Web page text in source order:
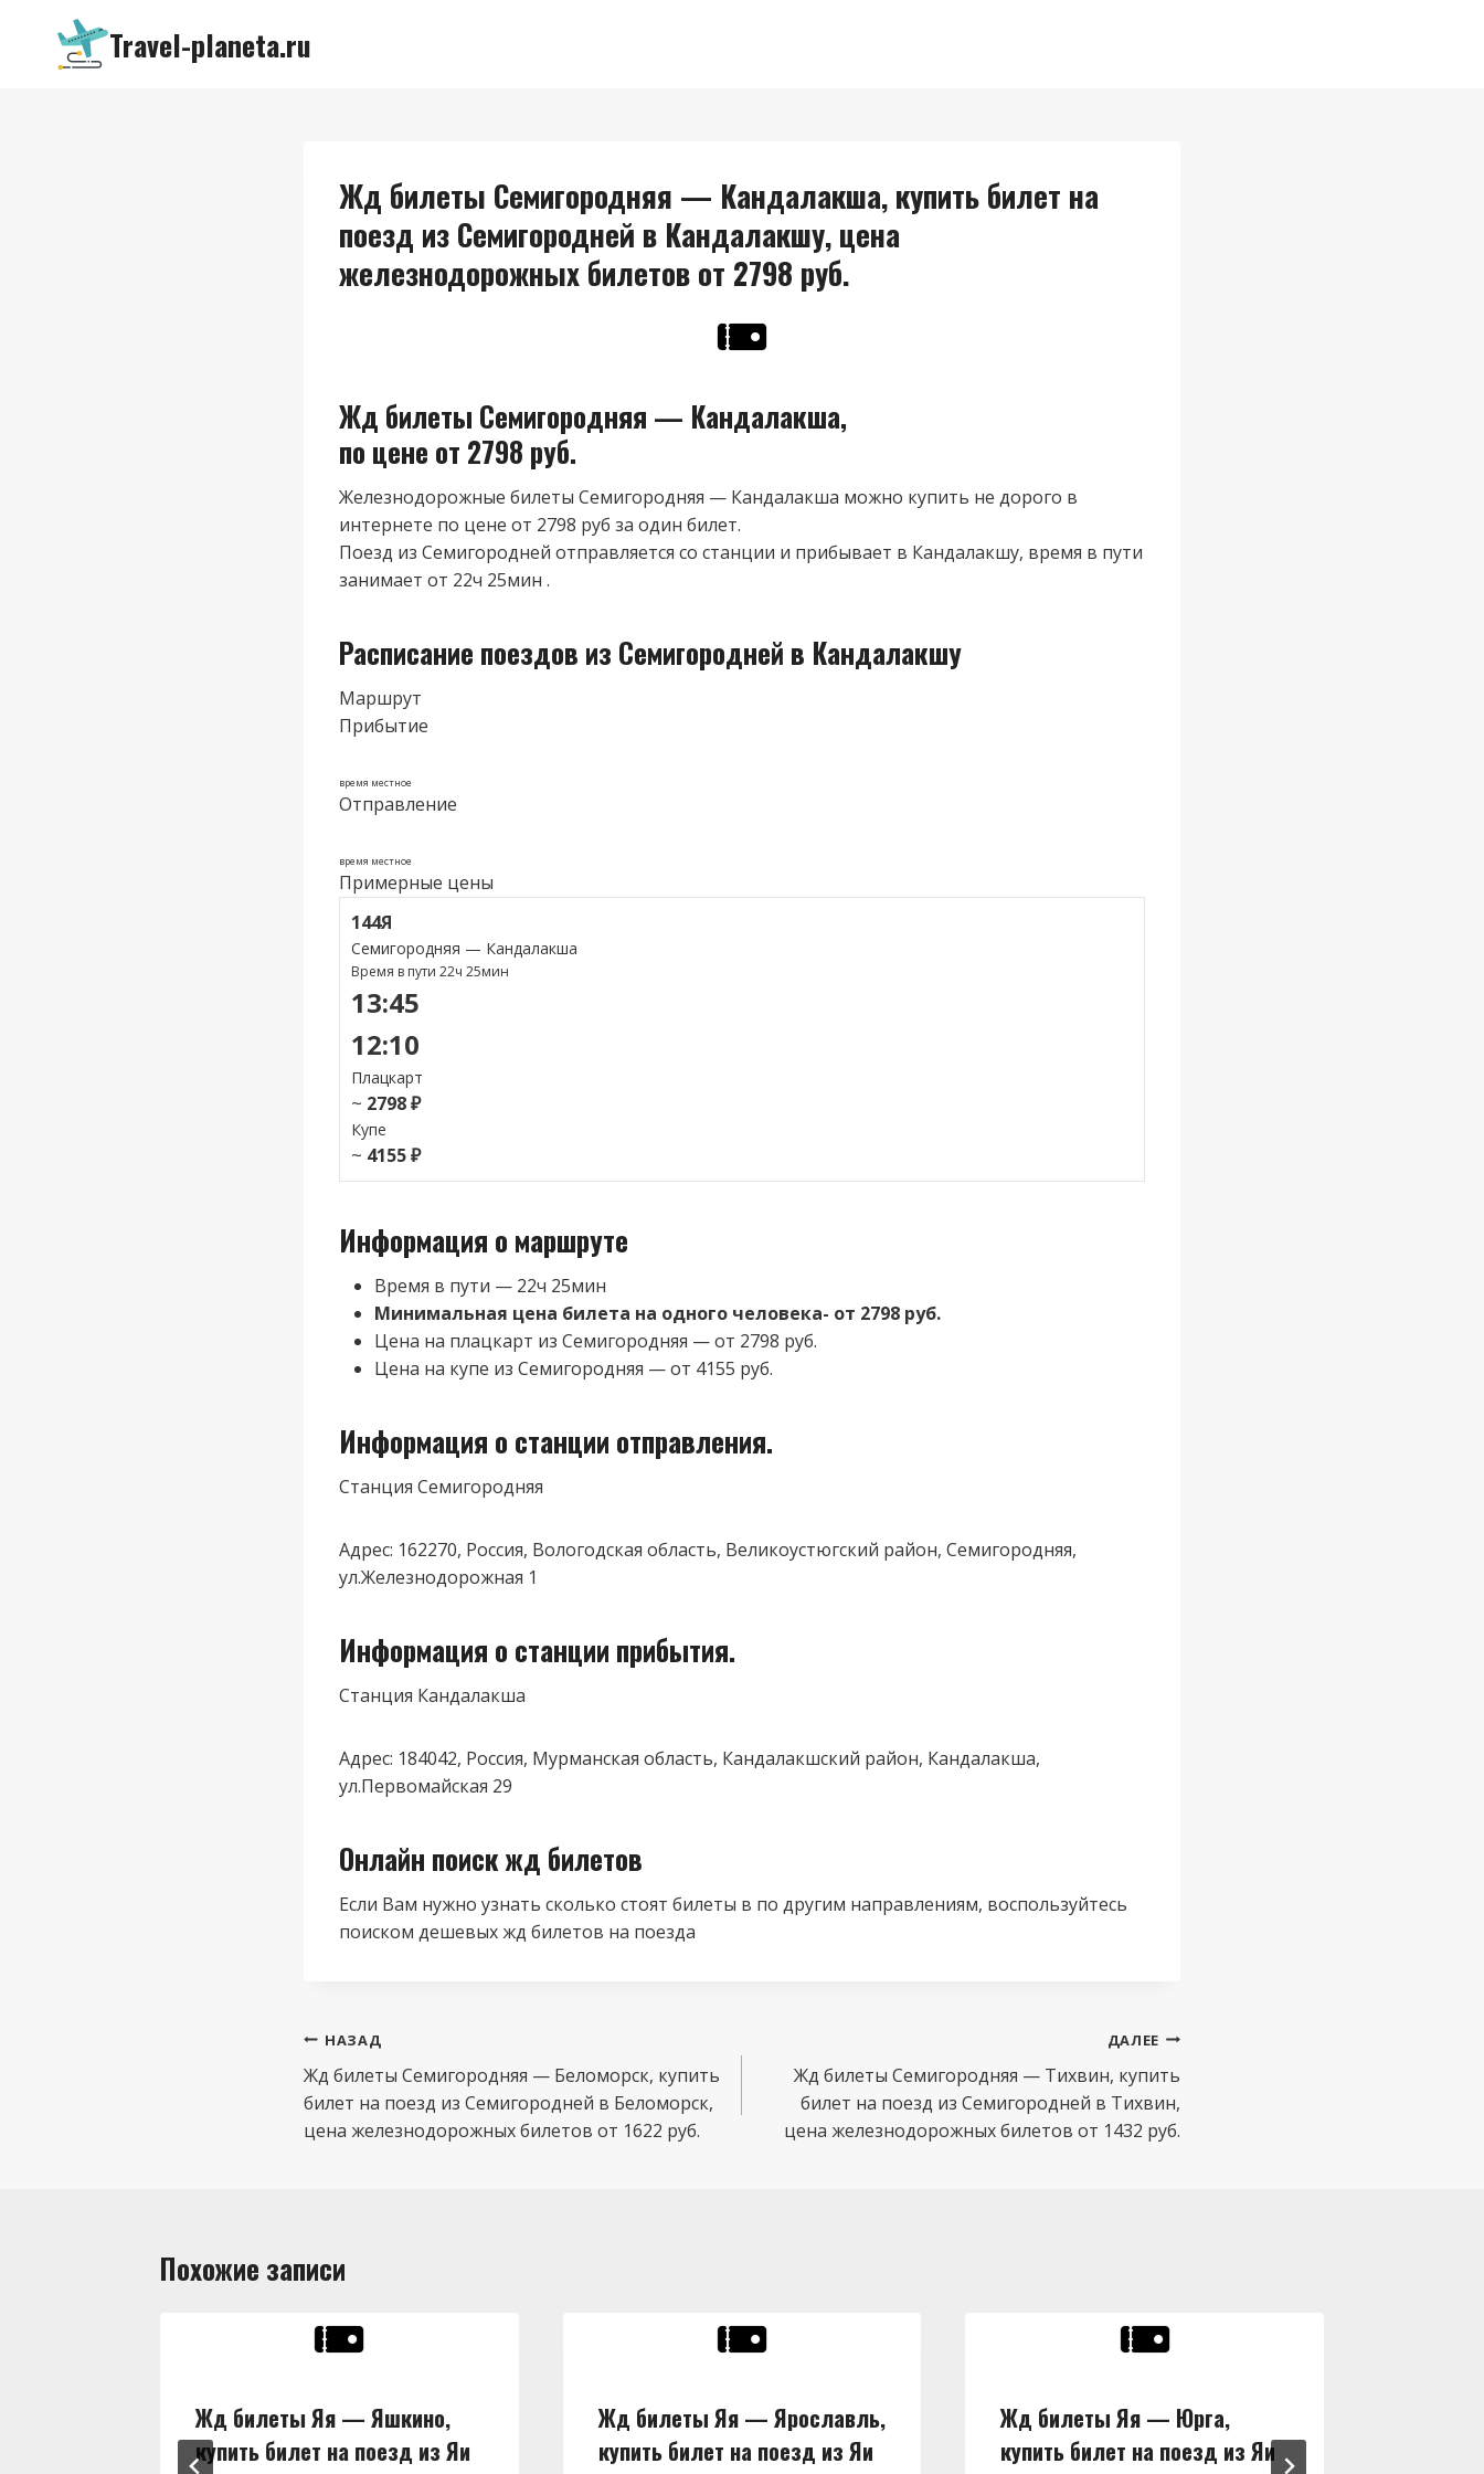
Перейти
содержимому
Travel-planeta.ru
Жд билеты Семигородняя — Кандалакша, купить билет на
поезд из Семигородней в Кандалакшу, цена
железнодорожных билетов от 2798 руб.
Жд билеты Семигородняя — Кандалакша,
по цене от 2798 руб.
Железнодорожные билеты Семигородняя — Кандалакша можно купить не дорого в
интернете по цене от 2798 руб за один билет.
Поезд из Семигородней отправляется со станции и прибывает в Кандалакшу, время в пути
занимает от 22ч 25мин .
Расписание поездов из Семигородней в Кандалакшу
Маршрут
Прибытие
время местное
Отправление
время местное
Примерные цены
144Я
Семигородняя — Кандалакша
Время в пути 22ч 25мин
13:45
12:10
Плацкарт
~ 2798 ₽
Купе
~ 4155 ₽
Информация о маршруте
Время в пути — 22ч 25мин
Минимальная цена билета на одного человека- от 2798 руб.
Цена на плацкарт из Семигородняя — от 2798 руб.
Цена на купе из Семигородняя — от 4155 руб.
Информация о станции отправления.
Станция Семигородняя
Адрес: 162270, Россия, Вологодская область, Великоустюгский район, Семигородняя,
ул.Железнодорожная 1
Информация о станции прибытия.
Станция Кандалакша
Адрес: 184042, Россия, Мурманская область, Кандалакшский район, Кандалакша,
ул.Первомайская 29
Онлайн поиск жд билетов
Если Вам нужно узнать сколько стоят билеты в по другим направлениям, воспользуйтесь
поиском дешевых жд билетов на поезда
Навигация
по
записям
НАЗАД
Жд билеты Семигородняя — Беломорск, купить
билет на поезд из Семигородней в Беломорск,
цена железнодорожных билетов от 1622 руб.
ДАЛЕЕ
Жд билеты Семигородняя — Тихвин, купить
билет на поезд из Семигородней в Тихвин,
цена железнодорожных билетов от 1432 руб.
Похожие записи
Жд билеты Яя — Яшкино,
купить билет на поезд из Яи
Жд билеты Яя — Ярославль,
купить билет на поезд из Яи
Жд билеты Яя — Юрга,
купить билет на поезд из Яи